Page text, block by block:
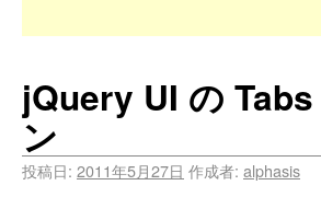
jQuery UI の
ン
投稿日: 2011年5月27日 作成者: alphasis